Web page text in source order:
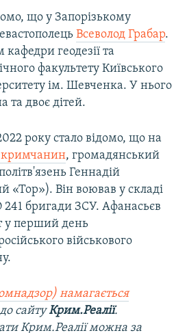
що у Запорізькому
Всеволод Грабар.
геодезії та
факультету Київського
ім. Шевченка. У нього
та двоє дітей.
року стало відомо, що на
кримчанин, громадянський
Геннадій
«Тор»). Він воював у складі
241 бригади ЗСУ. Афанасьєв
у перший день
військового
намагається
сайтуКрим.Реалії.
Крим.Реалії можна за